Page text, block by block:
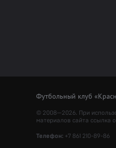
Футбольный клуб
© 2008—2026. При
материалов сайта ссылка
Телефон: +7 861 210-89-86